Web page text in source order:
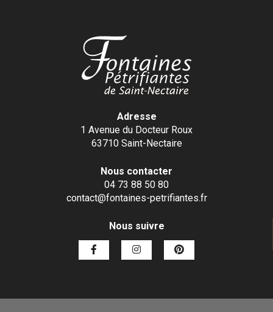
Adresse
1 Avenue du Docteur Roux
63710 Saint-Nectaire
Nous contacter
04 73 88 50 80
contact@fontaines-petrifiantes.fr
Nous suivre